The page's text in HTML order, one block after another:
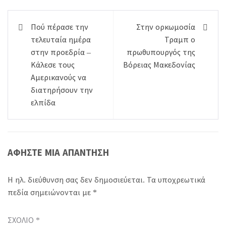
Πλοήγηση
άρθρων
Πού πέρασε την
τελευταία ημέρα
στην προεδρία –
Κάλεσε τους
Αμερικανούς να
διατηρήσουν την
ελπίδα
Στην ορκωμοσία
Τραμπ ο
πρωθυπουργός της
Βόρειας Μακεδονίας
ΑΦΉΣΤΕ ΜΙΑ ΑΠΆΝΤΗΣΗ
Η ηλ. διεύθυνση σας δεν δημοσιεύεται. Τα υποχρεωτικά
πεδία σημειώνονται με *
ΣΧΌΛΙΟ *